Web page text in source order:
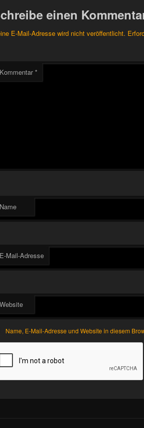
einen
E-Mail-Adresse wird nicht veröffentlicht.
Kommentar*
Name
E-Mail-Adresse
Website
Name, E-Mail-Adresse und Website in diesem